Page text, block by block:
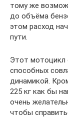
тому же
до объёма
этом расход
пути.
Этот мотоцикл
способных
динамикой.
225 кг как бы
очень
чтобы